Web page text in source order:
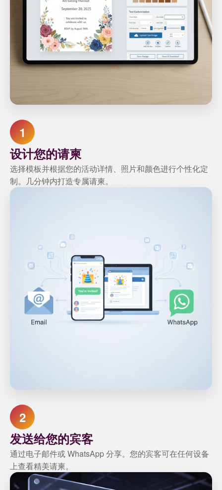
1
设计您的请柬
选择模板并根据您的活动详情、照片和颜色进行个性化定
制。几分钟内打造专属请柬。
2
发送给您的宾客
通过电子邮件或 WhatsApp 分享。您的宾客可在任何设备
上查看精美请柬。